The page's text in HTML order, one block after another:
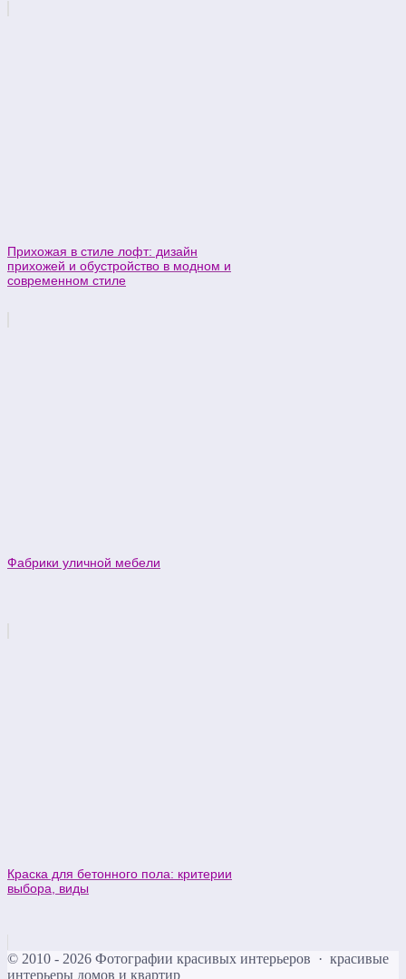
Прихожая в стиле лофт: дизайн
прихожей и обустройство в модном и
современном стиле
Фабрики уличной мебели
Краска для бетонного пола: критерии
выбора, виды
© 2010 - 2026 Фотографии красивых интерьеров · красивые
интерьеры домов и квартир